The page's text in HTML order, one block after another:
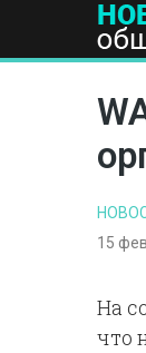
ПОЛИТИКА
15
На
что